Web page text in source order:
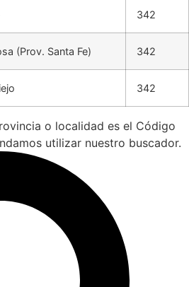
342
(Prov. Santa Fe) 342
342
o localidad es el Código
utilizar nuestro buscador.